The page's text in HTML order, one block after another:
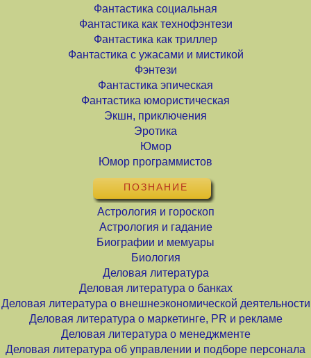
Фантастика социальная
Фантастика как технофэнтези
Фантастика как триллер
Фантастика с ужасами и мистикой
Фэнтези
Фантастика эпическая
Фантастика юмористическая
Экшн, приключения
Эротика
Юмор
Юмор программистов
ПОЗНАНИЕ
Астрология и гороскоп
Астрология и гадание
Биографии и мемуары
Биология
Деловая литература
Деловая литература о банках
Деловая литература о внешнеэкономической деятельности
Деловая литература о маркетинге, PR и рекламе
Деловая литература о менеджменте
Деловая литература об управлении и подборе персонала